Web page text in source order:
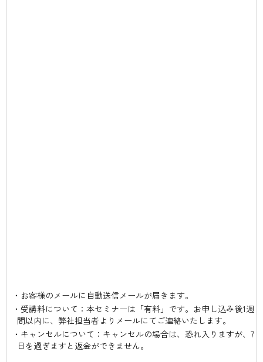
お客様のメールに自動送信メールが届きます。
受講料について： 本セミナーは「有料」です。お申し込み後1週
間以内に、弊社担当者よりメールにてご連絡いたします。
キャンセルについて： キャンセルの場合は、恐れ入りますが、7
日を過ぎますと返金ができません。